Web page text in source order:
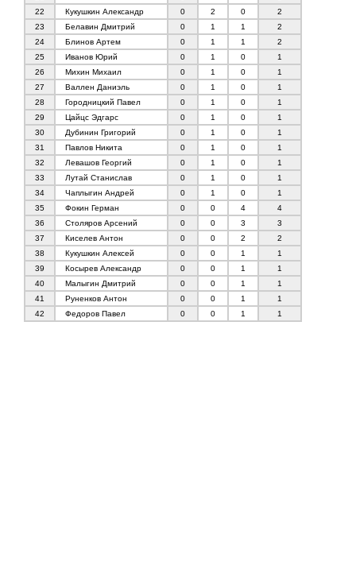
22
Кукушкин Александр 0 2 0
2
23
Белавин Дмитрий 0 1 1
2
24
Блинов Артем 0 1 1
2
25
Иванов Юрий 0 1 0
1
26
Михин Михаил 0 1 0
1
27
Валлен Даниэль 0 1 0
1
28
Городницкий Павел 0 1 0
1
29
Цайцс Эдгарс 0 1 0
1
30
Дубинин Григорий 0 1 0
1
31
Павлов Никита 0 1 0
1
32
Левашов Георгий 0 1 0
1
33
Лутай Станислав 0 1 0
1
34
Чаплыгин Андрей 0 1 0
1
35
Фокин Герман 0 0 4
4
36
Столяров Арсений 0 0 3
3
37
Киселев Антон 0 0 2
2
38
Кукушкин Алексей 0 0 1
1
39
Косырев Александр 0 0 1
1
40
Малыгин Дмитрий 0 0 1
1
41
Руненков Антон 0 0 1
1
42
Федоров Павел 0 0 1 1